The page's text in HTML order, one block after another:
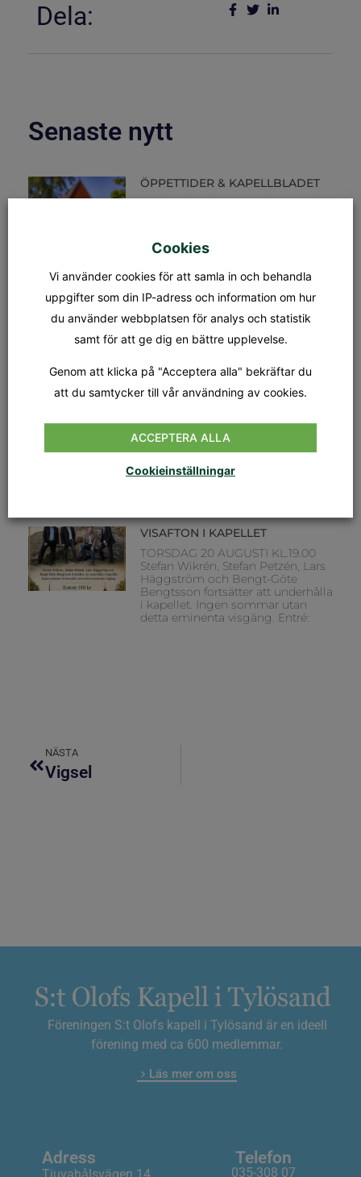
Dela:
Senaste nytt
ÖPPETTIDER & KAPELLBLADET
31/7 stänger kansliet kl 12.00.
Kapellet Står öppet från och
MÄSSA
SÖNDAG 9 AUGUSTI KL.18.00
Tionde söndagen efter trefaldighet
Dagens tema: Nådens gåvor Präst:
Jan-Evert Petersson Musiker:
Margareta Stripple
GUDSTJÄNST
SÖNDAG 16 AUGUSTI KL.18.00
Dagens tema: Tro & Liv Präst: Nina
VISAFTON I KAPELLET
TORSDAG 20 AUGUSTI KL.19.00
Stefan Wikrén, Stefan Petzén, Lars
Häggström och Bengt-Göte
Bengtsson fortsätter att underhålla
i kapellet. Ingen sommar utan
detta eminenta visgäng. Entré:
NÄSTA
Vigsel
Föreningen S:t Olofs kapell i Tylösand är en ideell
förening med ca 600 medlemmar.
Läs mer om oss
Adress Telefon
035-308 07
Cookies
Vi använder cookies för att samla in och behandla
uppgifter som din IP-adress och information om hur
du använder webbplatsen för analys och statistik
samt för att ge dig en bättre upplevelse.
Genom att klicka på "Acceptera alla" bekräftar du
att du samtycker till vår användning av cookies.
ACCEPTERA ALLA
Cookieinställningar